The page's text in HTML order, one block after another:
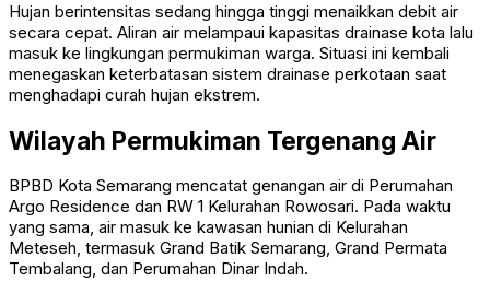
Hujan berintensitas sedang hingga tinggi menaikkan debit air
secara cepat. Aliran air melampaui kapasitas drainase kota lalu
masuk ke lingkungan permukiman warga. Situasi ini kembali
menegaskan keterbatasan sistem drainase perkotaan saat
menghadapi curah hujan ekstrem.
Wilayah Permukiman Tergenang Air
BPBD Kota Semarang mencatat genangan air di Perumahan
Argo Residence dan RW 1 Kelurahan Rowosari. Pada waktu
yang sama, air masuk ke kawasan hunian di Kelurahan
Meteseh, termasuk Grand Batik Semarang, Grand Permata
Tembalang, dan Perumahan Dinar Indah.